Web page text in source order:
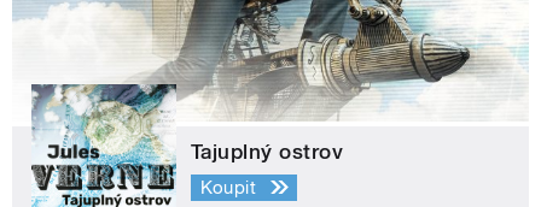
Tajuplný ostrov
Koupit